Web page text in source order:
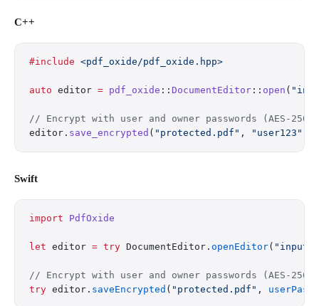
C++
#include <pdf_oxide/pdf_oxide.hpp>
auto editor = pdf_oxide :: DocumentEditor :: open (
// Encrypt with user and owner passwords (AES-256)
editor. save_encrypted ( "protected.pdf" , "user123"
Swift
import PdfOxide
let editor = try DocumentEditor. openEditor(
// Encrypt with user and owner passwords (AES-256)
try editor. saveEncrypted ( "protected.pdf" ,